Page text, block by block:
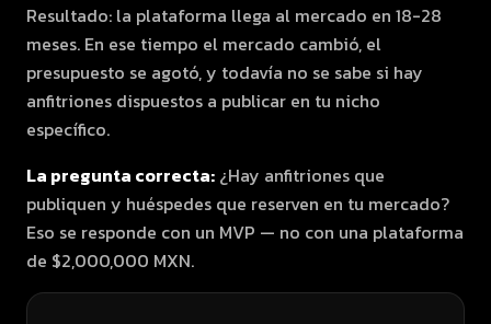
Resultado: la plataforma llega al mercado en 18-28
meses. En ese tiempo el mercado cambió, el
presupuesto se agotó, y todavía no se sabe si hay
anfitriones dispuestos a publicar en tu nicho
específico.
La pregunta correcta: ¿Hay anfitriones que
publiquen y huéspedes que reserven en tu mercado?
Eso se responde con un MVP — no con una plataforma
de $2,000,000 MXN.